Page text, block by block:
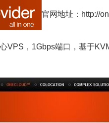
官网地址：http://
VPS，1Gbps端口，基于